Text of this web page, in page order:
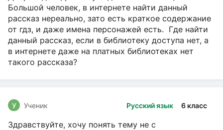
Большой человек, в интернете найти данный
рассказ нереально, зато есть краткое содержание
от гдз, и даже имена персонажей есть. Где найти
данный рассказ, если в библиотеку доступа нет, а
в интернете даже на платных библиотеках нет
такого рассказа?
Русский язык 6 класс
У Ученик
Здравствуйте, хочу понять тему не с